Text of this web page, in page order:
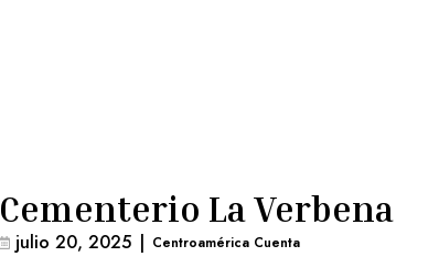
Cementerio La Verbena
julio 20, 2025 | Centroamérica Cuenta